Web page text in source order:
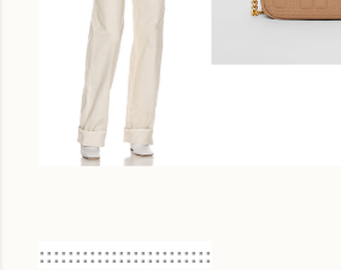
::::::::::::::::::::::::